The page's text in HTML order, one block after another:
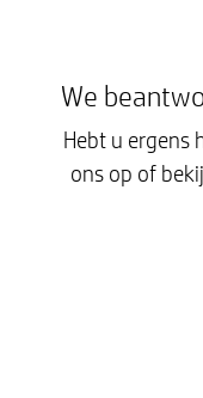
We
Hebt u ergens
ons op of